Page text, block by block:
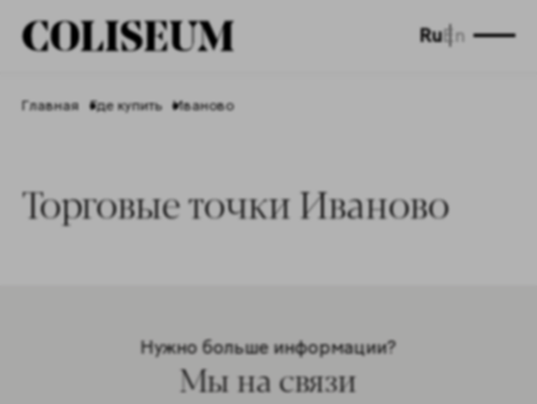
RuEn
Главная Где купить Иваново
Торговые точки Иваново
Нужно больше информации?
Мы на связи